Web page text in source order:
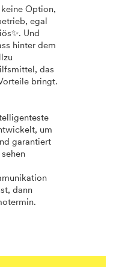
Option,
egal
Und
hinter dem
das
bringt.
um
garantiert
dann